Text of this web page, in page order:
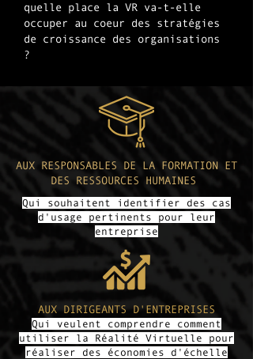
AUX RESPONSABLES DE LA FORMATION ET
DES RESSOURCES HUMAINES
AUX DIRIGEANTS D'ENTREPRISES
Qui souhaitent identifier des cas
d'usage pertinents pour leur
entreprise
Qui veulent comprendre comment
utiliser la Réalité Virtuelle pour
réaliser des économies d'échelle
quelle place la VR va-t-elle
occuper au coeur des stratégies
de croissance des organisations
?